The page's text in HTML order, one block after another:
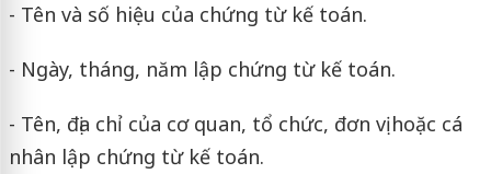
- Tên và số hiệu của chứng từ kế toán.
- Ngày, tháng, năm lập chứng từ kế toán.
- Tên, địa chỉ của cơ quan, tổ chức, đơn vị hoặc cá
nhân lập chứng từ kế toán.